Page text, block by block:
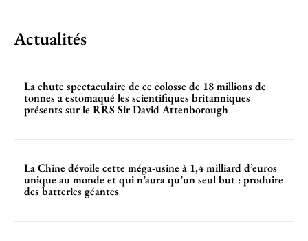
Actualités
La chute spectaculaire de ce colosse de 18 millions de
tonnes a estomaqué les scientifiques britanniques
présents sur le RRS Sir David Attenborough
La Chine dévoile cette méga-usine à 1,4 milliard d’euros
unique au monde et qui n’aura qu’un seul but : produire
des batteries géantes